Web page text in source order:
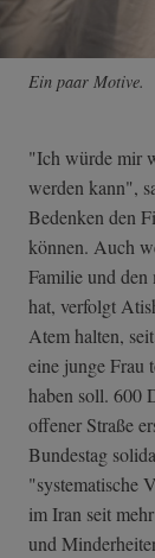
Ein paar Motive.
"Ich würde mir
werden kann",
Bedenken den
können. Auch
Familie und den
hat, verfolgt
Atem halten,
eine junge Frau
haben soll. 600
offener Straße
Bundestag
"systematische
im Iran seit
und